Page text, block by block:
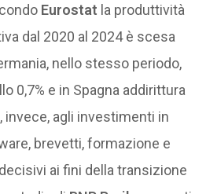
Eurostat la produttività
dal 2020 al 2024 è scesa
nello stesso periodo,
0,7% e in Spagna addirittura
invece, agli investimenti in
brevetti, formazione e
ai fini della transizione